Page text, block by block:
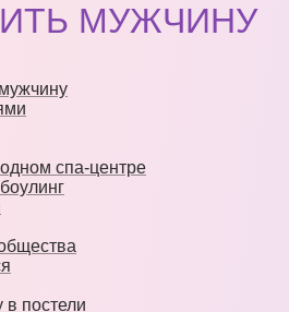
МУЖЧИНУ
спа-центре
в постели